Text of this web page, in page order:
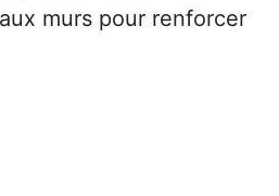
murs pour renforcer